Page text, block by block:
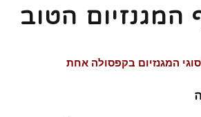
המגנזיום הטוב
סוגי המגנזיום בקפסולה אחת